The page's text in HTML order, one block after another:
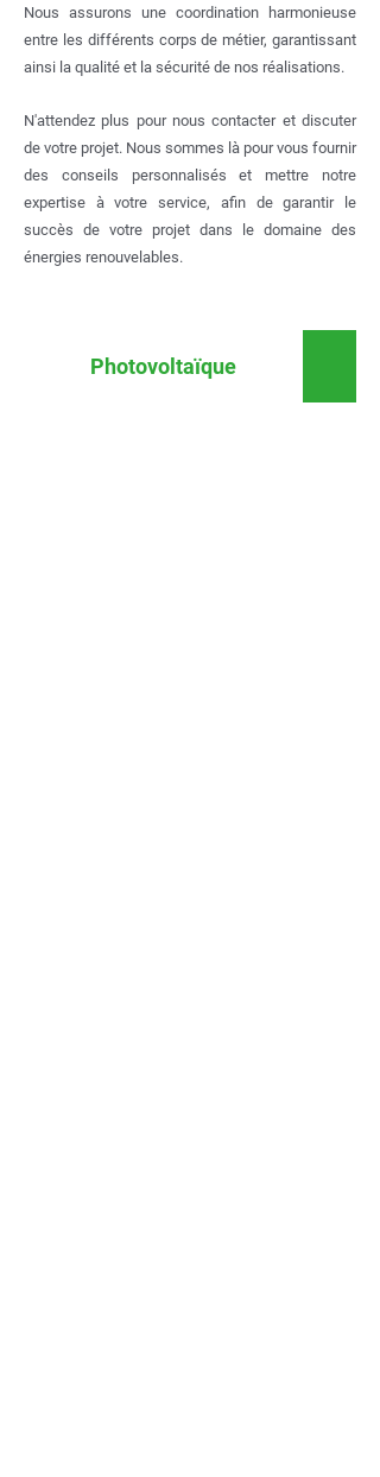
Nous assurons une coordination harmonieuse
entre les différents corps de métier, garantissant
ainsi la qualité et la sécurité de nos réalisations.
N'attendez plus pour nous contacter et discuter
de votre projet. Nous sommes là pour vous fournir
des conseils personnalisés et mettre notre
expertise à votre service, afin de garantir le
succès de votre projet dans le domaine des
énergies renouvelables.
Photovoltaïque